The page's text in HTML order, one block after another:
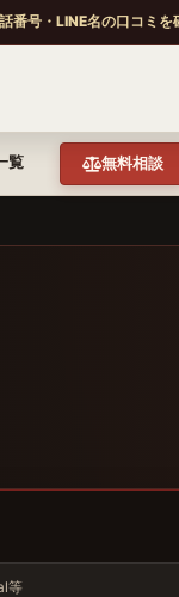
号・LINE名の口コミを
覧 無料相談
等